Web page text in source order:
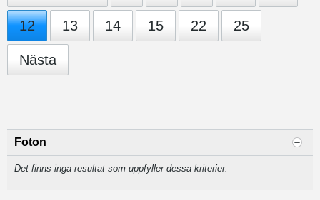
12 13 14 15 22 25
Nästa
Foton
Det finns inga resultat som uppfyller dessa kriterier.